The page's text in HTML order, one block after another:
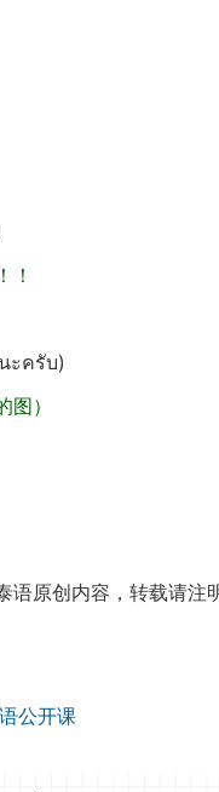
！
ะครับ)
）
语原创内容，转载请
公开课